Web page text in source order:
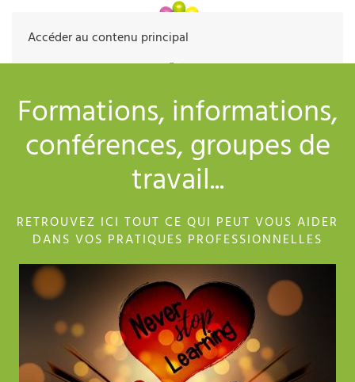
Accéder au contenu principal
Formations, informations,
conférences, groupes de
travail...
RETROUVEZ ICI TOUT CE QUI PEUT VOUS AIDER
DANS VOS PRATIQUES PROFESSIONNELLES